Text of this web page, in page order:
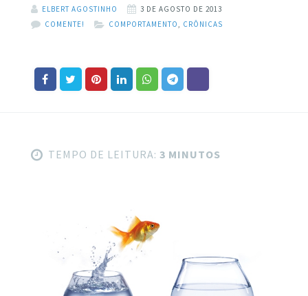
ELBERT AGOSTINHO
3 DE AGOSTO DE 2013
COMENTE!
COMPORTAMENTO CRÔNICAS
TEMPO DE LEITURA: 3 MINUTOS